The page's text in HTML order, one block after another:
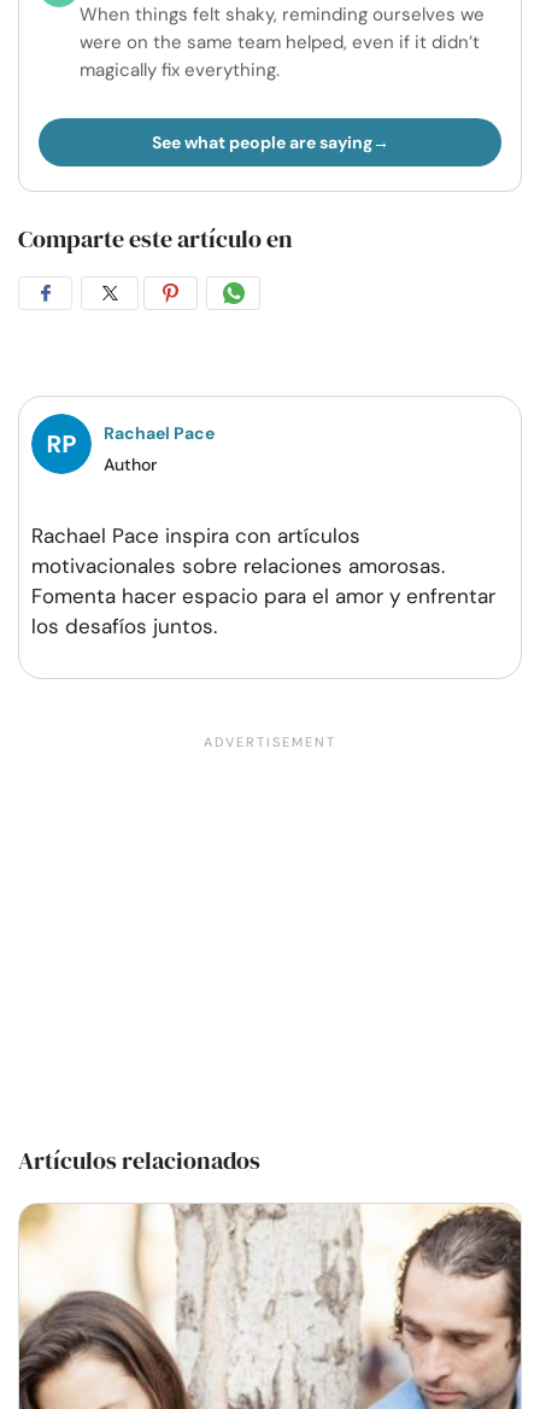
When things felt shaky, reminding ourselves we
were on the same team helped, even if it didn’t
magically fix everything.
See what people are saying
Comparte este artículo en
CompartirCompartirCompartirCompartir
Rachael Pace
Author
Rachael Pace inspira con artículos
motivacionales sobre relaciones amorosas.
Fomenta hacer espacio para el amor y enfrentar
los desafíos juntos.
Artículos relacionados